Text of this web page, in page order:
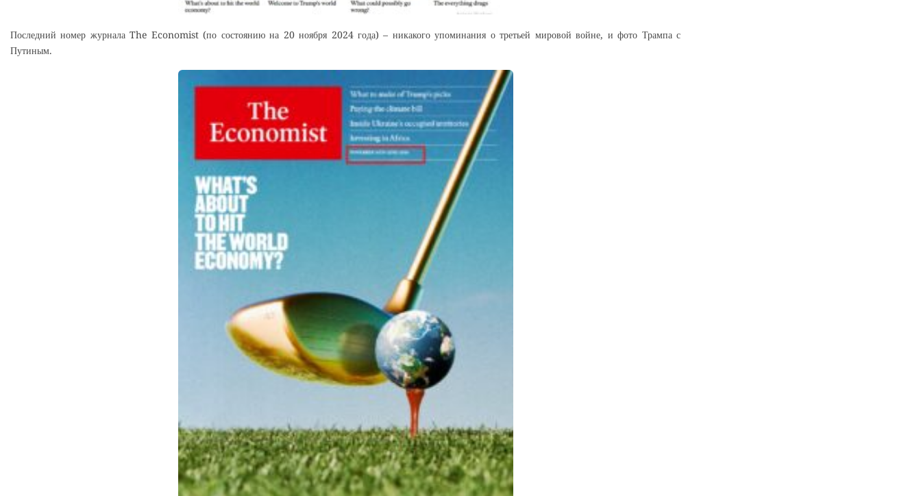
Последний номер журнала The Economist (по состоянию на 20 ноября 2024 года) – никакого упоминания о третьей мировой войне, и фото Трампа с
Путиным.